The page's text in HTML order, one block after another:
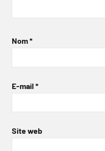
Nom*
E-mail *
Site web